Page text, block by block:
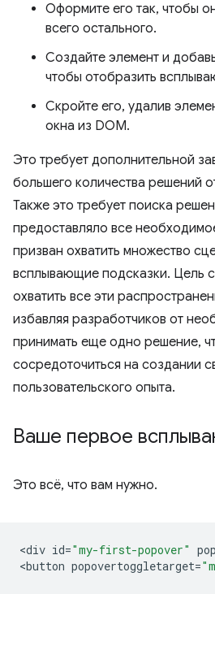
Оформите его так, чтобы
всего остального.
Создайте элемент и
чтобы отобразить
Скройте его, удалив
окна из DOM.
Это требует дополнительной
большего количества решений
Также это требует поиска
предоставляло все
призван охватить множество
всплывающие подсказки. Цель
охватить все эти
избавляя разработчиков от
принимать еще одно решение,
сосредоточиться на создании
пользовательского опыта.
Ваше первое
Это всё, что вам нужно.
<div id="my-first-popover"
<button popovertoggletarget=